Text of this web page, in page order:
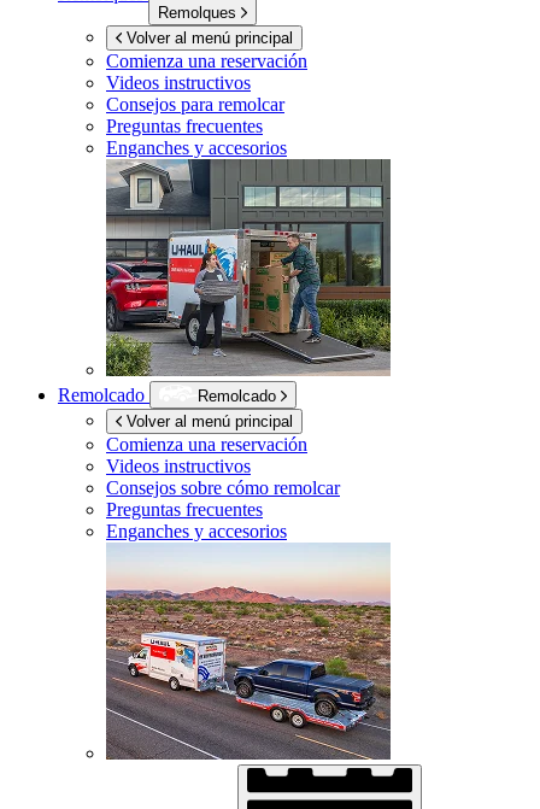
Remolques
Volver al menú principal
Comienza una reservación
Videos instructivos
Consejos para remolcar
Preguntas frecuentes
Enganches y accesorios
Remolcado
Remolcado
Volver al menú principal
Comienza una reservación
Videos instructivos
Consejos sobre cómo remolcar
Preguntas frecuentes
Enganches y accesorios